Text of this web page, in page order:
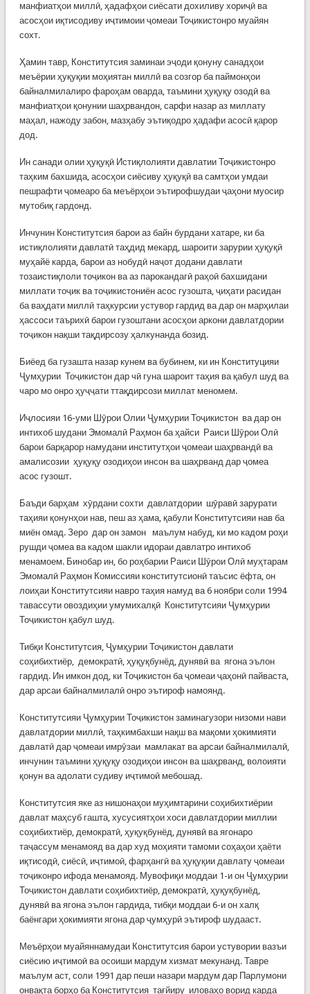
манфиатҳои миллӣ, ҳадафҳои сиёсати дохиливу хориҷӣ ва
асосҳои иқтисодиву иҷтимоии ҷомеаи Тоҷикистонро муайян
сохт.
Ҳамин тавр, Конститутсия заминаи эҷоди қонуну санадҳои
меъёрии ҳуқуқии моҳиятан миллӣ ва созгор ба паймонҳои
байналмилалиро фароҳам оварда, таъмини ҳуқуқу озодӣ ва
манфиатҳои қонунии шаҳрвандон, сарфи назар аз миллату
маҳал, нажоду забон, мазҳабу эътиқодро ҳадафи асосӣ қарор
дод.
Ин санади олии ҳуқуқӣ Истиқлолияти давлатии Тоҷикистонро
таҳким бахшида, асосҳои сиёсиву ҳуқуқӣ ва самтҳои умдаи
пешрафти ҷомеаро ба меъёрҳои эътирофшудаи ҷаҳони муосир
мутобиқ гардонд.
Инчунин Конститутсия барои аз байн бурдани хатаре, ки ба
истиқлолияти давлатӣ таҳдид мекард, шароити зарурии ҳуқуқӣ
муҳайё карда, барои аз нобудӣ наҷот додани давлати
тозаистиқлоли тоҷикон ва аз парокандагӣ раҳоӣ бахшидани
миллати тоҷик ва тоҷикистониён асос гузошта, ҷиҳати расидан
ба ваҳдати миллӣ таҳкурсии устувор гардид ва дар он марҳилаи
ҳассоси таърихӣ барои гузоштани асосҳои аркони давлатдории
тоҷикон нақши тақдирсозу ҳалкунанда бозид.
Биёед ба гузашта назар кунем ва бубинем, ки ин Конституцияи
Ҷумҳурии Тоҷикистон дар чӣ гуна шароит таҳия ва қабул шуд ва
чаро мо онро ҳуҷҷати ттақдирсози миллат меномем.
Иҷлосияи 16-уми Шӯрои Олии Ҷумҳурии Тоҷикистон ва дар он
интихоб шудани Эмомалӣ Раҳмон ба ҳайси Раиси Шӯрои Олӣ
барои барқарор намудани институтҳои ҷомеаи шаҳрвандӣ ва
амалисозии ҳуқуқу озодиҳои инсон ва шаҳрванд дар ҷомеа
асос гузошт.
Баъди барҳам хӯрдани сохти давлатдории шӯравӣ зарурати
таҳияи қонунҳои нав, пеш аз ҳама, қабули Конститутсияи нав ба
миён омад. Зеро дар он замон маълум набуд, ки мо кадом роҳи
рушди ҷомеа ва кадом шакли идораи давлатро интихоб
менамоем. Бинобар ин, бо роҳбарии Раиси Шӯрои Олӣ муҳтарам
Эмомалӣ Раҳмон Комиссияи конститутсионӣ таъсис ёфта, он
лоиҳаи Конститутсияи навро таҳия намуд ва 6 ноябри соли 1994
тавассути овоздиҳии умумихалқӣ Конститутсияи Ҷумҳурии
Тоҷикистон қабул шуд.
Тибқи Конститутсия, Ҷумҳурии Тоҷикистон давлати
соҳибихтиёр, демократӣ, ҳуқуқбунёд, дунявӣ ва ягона эълон
гардид. Ин имкон дод, ки Тоҷикистон ба ҷомеаи ҷаҳонӣ пайваста,
дар арсаи байналмилалӣ онро эътироф намоянд.
Конститутсияи Ҷумҳурии Тоҷикистон заминагузори низоми нави
давлатдории миллӣ, таҳкимбахши нақш ва мақоми ҳокимияти
давлатӣ дар ҷомеаи имрӯзаи мамлакат ва арсаи байналмилалӣ,
инчунин таъмини ҳуқуқу озодиҳои инсон ва шаҳрванд, волоияти
қонун ва адолати судиву иҷтимоӣ мебошад.
Конститутсия яке аз нишонаҳои муҳимтарини соҳибихтиёрии
давлат маҳсуб гашта, хусусиятҳои хоси давлатдории миллии
соҳибихтиёр, демократӣ, ҳуқуқбунёд, дунявӣ ва ягонаро
таҷассум менамояд ва дар худ моҳияти тамоми соҳаҳои ҳаёти
иқтисодӣ, сиёсӣ, иҷтимоӣ, фарҳангӣ ва ҳуқуқии давлату ҷомеаи
тоҷиконро ифода менамояд. Мувофиқи моддаи 1-и он Ҷумҳурии
Тоҷикистон давлати соҳибихтиёр, демократӣ, ҳуқуқбунёд,
дунявӣ ва ягона эълон гардида, тибқи моддаи 6-и он халқ
баёнгари ҳокимияти ягона дар ҷумҳурӣ эътироф шудааст.
Меъёрҳои муайяннамудаи Конститутсия барои устувории вазъи
сиёсию иҷтимоӣ ва осоиши мардум хизмат мекунанд. Тавре
маълум аст, соли 1991 дар пеши назари мардум дар Парлумони
онвақта борҳо ба Конститутсия тағйиру иловаҳо ворид карда